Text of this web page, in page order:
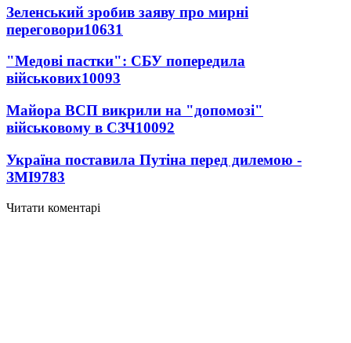
Зеленський зробив заяву про мирні
переговори10631
"Медові пастки": СБУ попередила
військових10093
Майора ВСП викрили на "допомозі"
військовому в СЗЧ10092
Україна поставила Путіна перед дилемою -
ЗМІ9783
Читати коментарі